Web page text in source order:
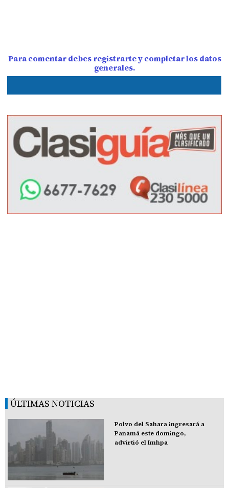
Para comentar debes registrarte y completar los datos
generales.
ÚLTIMAS NOTICIAS
Polvo del Sahara ingresará a
Panamá este domingo,
advirtió el Imhpa